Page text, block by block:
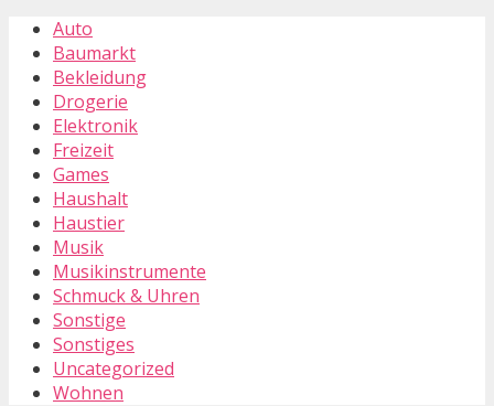
Auto
Baumarkt
Bekleidung
Drogerie
Elektronik
Freizeit
Games
Haushalt
Haustier
Musik
Musikinstrumente
Schmuck & Uhren
Sonstige
Sonstiges
Uncategorized
Wohnen